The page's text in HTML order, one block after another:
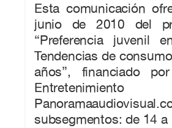
Esta comunicación
junio de 2010 del
“Preferencia juvenil
Tendencias de
años”, financiado
subsegmentos: de 14